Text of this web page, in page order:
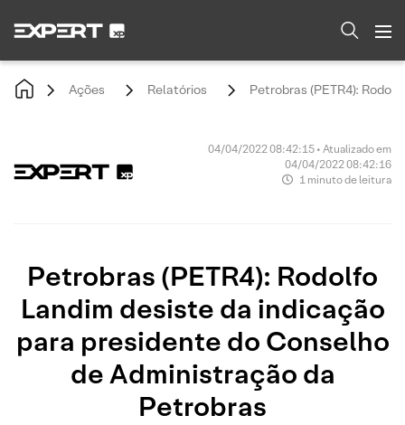
Ações Relatórios Petrobras (PETR4):
04/04/2022 08:42:15 • Atualizado em
04/04/2022 08:42:16
1 minuto de leitura
Petrobras (PETR4): Rodolfo
Landim desiste da indicação
para presidente do Conselho
de Administração da
Petrobras